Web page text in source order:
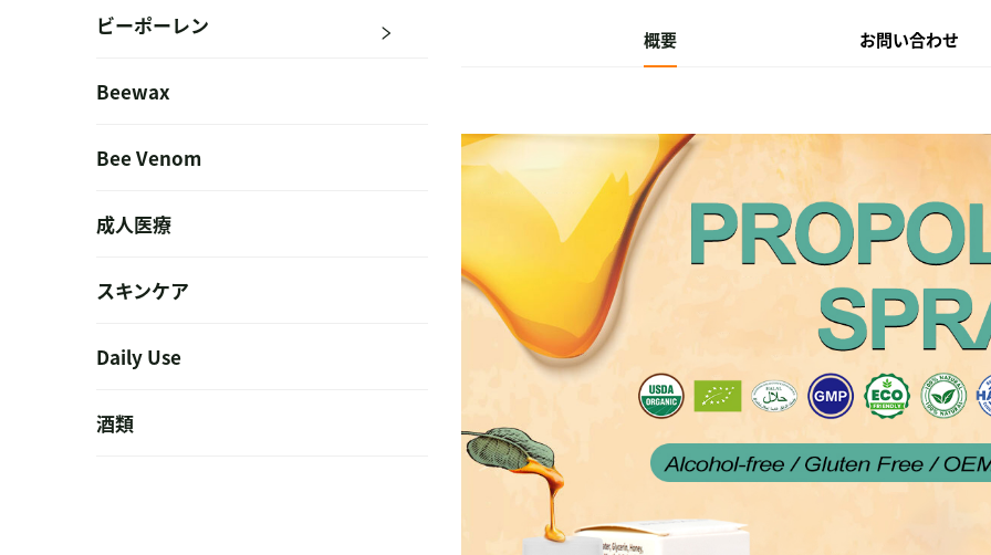
ビーポーレン
Beewax
Bee Venom
成人医療
スキンケア
Daily Use
酒類
概要 お問い合わせ